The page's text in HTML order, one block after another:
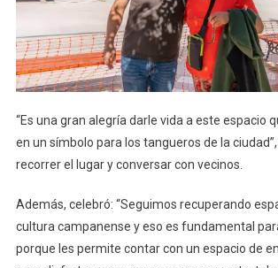
“Es una gran alegría darle vida a este espacio
en un símbolo para los tangueros de la
recorrer el lugar y conversar con vecinos.
Además, celebró: “Seguimos recuperando
cultura campanense y eso es fundamental
porque les permite contar con un espacio de